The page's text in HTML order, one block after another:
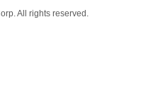
All rights reserved.